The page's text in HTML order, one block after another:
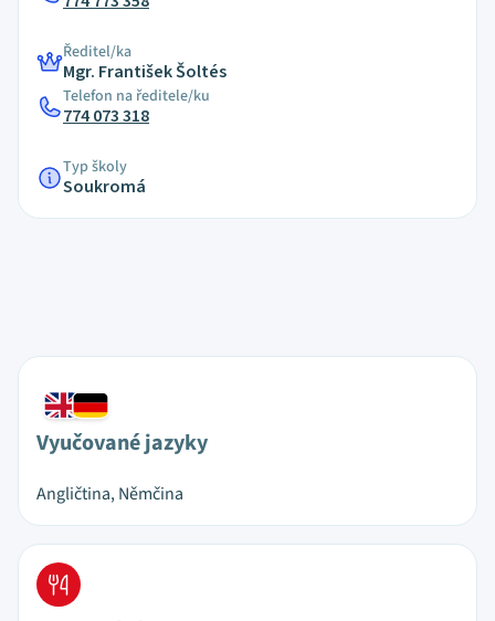
Ředitel/ka
Mgr. František Šoltés
Telefon na ředitele/ku
774 073 318
Typ školy
Soukromá
Vyučované jazyky
Angličtina, Němčina